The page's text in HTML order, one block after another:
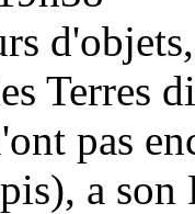
Terres
pas
a